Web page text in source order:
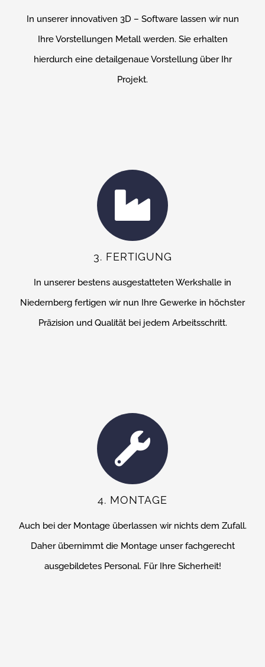
In unserer innovativen 3D – Software lassen wir nun
Ihre Vorstellungen Metall werden. Sie erhalten
hierdurch eine detailgenaue Vorstellung über Ihr
Projekt.
3. FERTIGUNG
In unserer bestens ausgestatteten Werkshalle in
Niedernberg fertigen wir nun Ihre Gewerke in höchster
Präzision und Qualität bei jedem Arbeitsschritt.
4. MONTAGE
Auch bei der Montage überlassen wir nichts dem Zufall.
Daher übernimmt die Montage unser fachgerecht
ausgebildetes Personal. Für Ihre Sicherheit!